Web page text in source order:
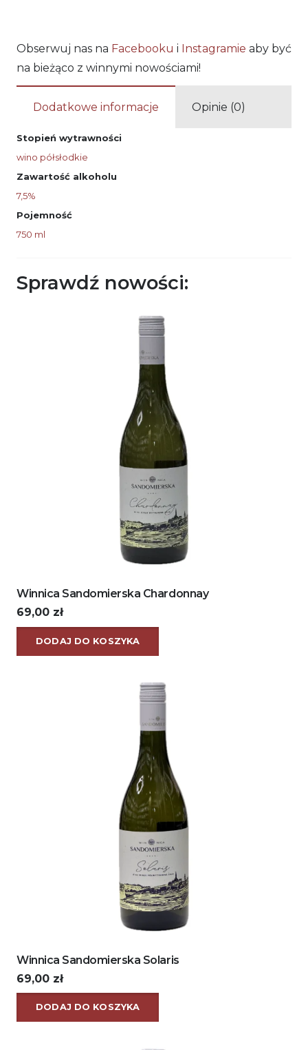
Obserwuj nas na Facebooku i Instagramie aby być
na bieżąco z winnymi nowościami!
Dodatkowe informacje Opinie (0)
Stopień wytrawności
wino półsłodkie
Zawartość alkoholu
7,5%
Pojemność
750 ml
Sprawdź nowości:
Winnica Sandomierska Chardonnay
69,00 zł
DODAJ DO KOSZYKA
Winnica Sandomierska Solaris
69,00 zł
DODAJ DO KOSZYKA